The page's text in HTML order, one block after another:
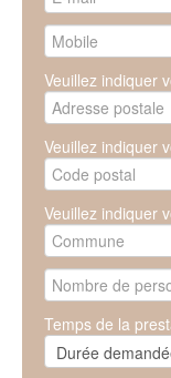
Veuillez indiquer
Veuillez indiquer
Veuillez indiquer
Temps de la